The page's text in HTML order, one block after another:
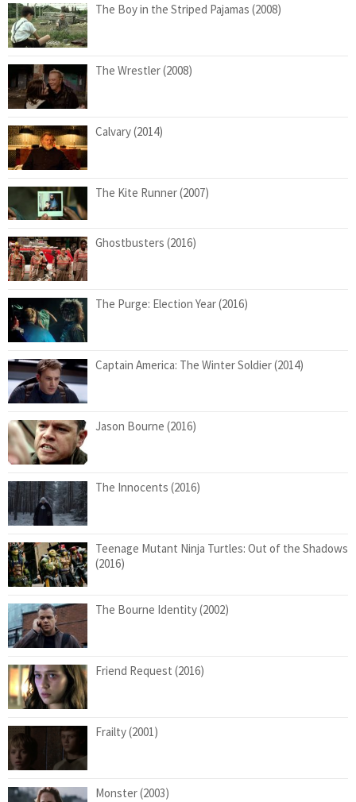
The Boy in the Striped Pajamas (2008)
The Wrestler (2008)
Calvary (2014)
The Kite Runner (2007)
Ghostbusters (2016)
The Purge: Election Year (2016)
Captain America: The Winter Soldier (2014)
Jason Bourne (2016)
The Innocents (2016)
Teenage Mutant Ninja Turtles: Out of the Shadows
(2016)
The Bourne Identity (2002)
Friend Request (2016)
Frailty (2001)
Monster (2003)